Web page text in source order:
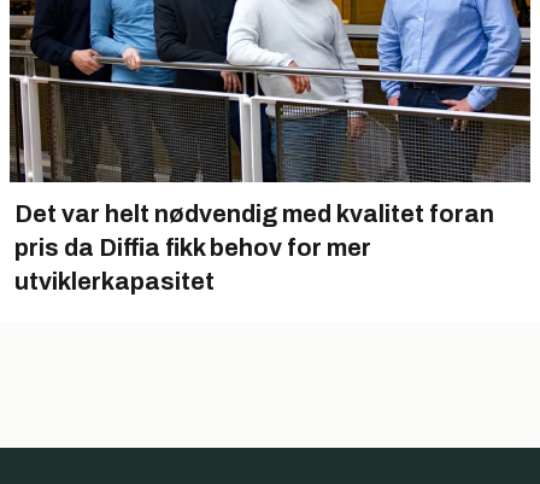
Det var helt nødvendig med kvalitet foran
pris da Diffia fikk behov for mer
utviklerkapasitet